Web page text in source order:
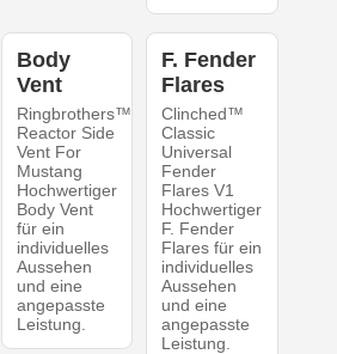
Body
Vent
Ringbrothers™
Reactor Side
Vent For
Mustang
Hochwertiger
Body Vent
für ein
individuelles
Aussehen
und eine
angepasste
Leistung.
F. Fender
Flares
Clinched™
Classic
Universal
Fender
Flares V1
Hochwertiger
F. Fender
Flares für ein
individuelles
Aussehen
und eine
angepasste
Leistung.